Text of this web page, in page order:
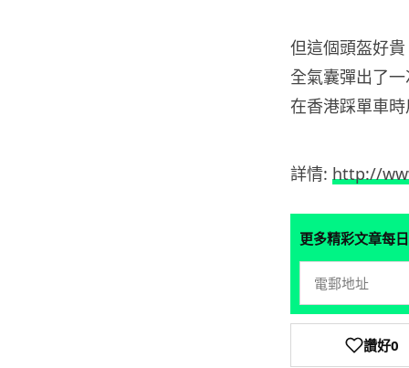
但這個頭盔好
全氣囊彈出了
在香港踩單車
詳情: http://
更多精彩文章每
讚好0